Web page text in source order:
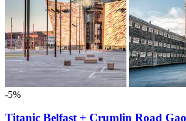
-5%
Titanic Belfast + Crumlin Road